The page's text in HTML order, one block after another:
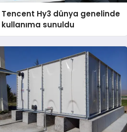
Tencent Hy3 dünya genelinde
kullanıma sunuldu